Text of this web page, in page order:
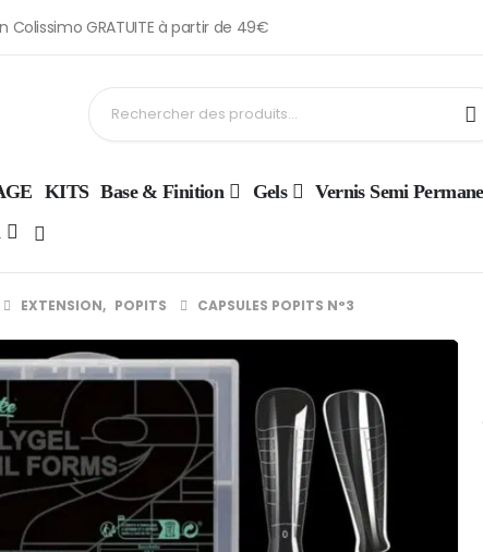
Colissimo GRATUITE à partir de 49€
KITS Base & Finition Gels Vernis Semi
EXTENSION, POPITS CAPSULES POPITS N°3